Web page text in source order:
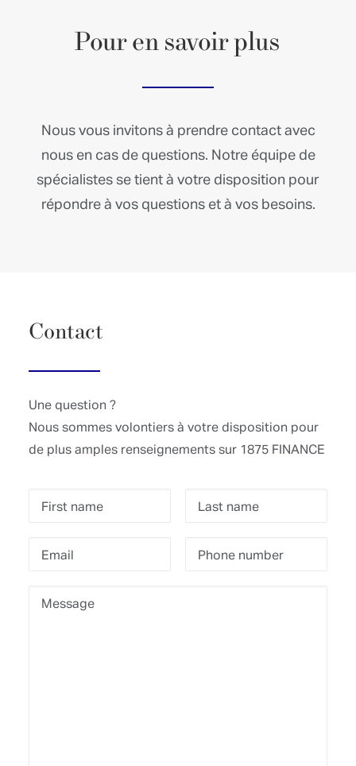
Pouren savoirplus
Nous vous invitons à prendre contact avec
nous en cas de questions. Notre équipe de
spécialistes se tient à votre disposition pour
répondre à vos questions et à vos besoins.
Contact
Une question ?
Nous sommes volontiers à votre disposition pour
de plus amples renseignements sur 1875 FINANCE